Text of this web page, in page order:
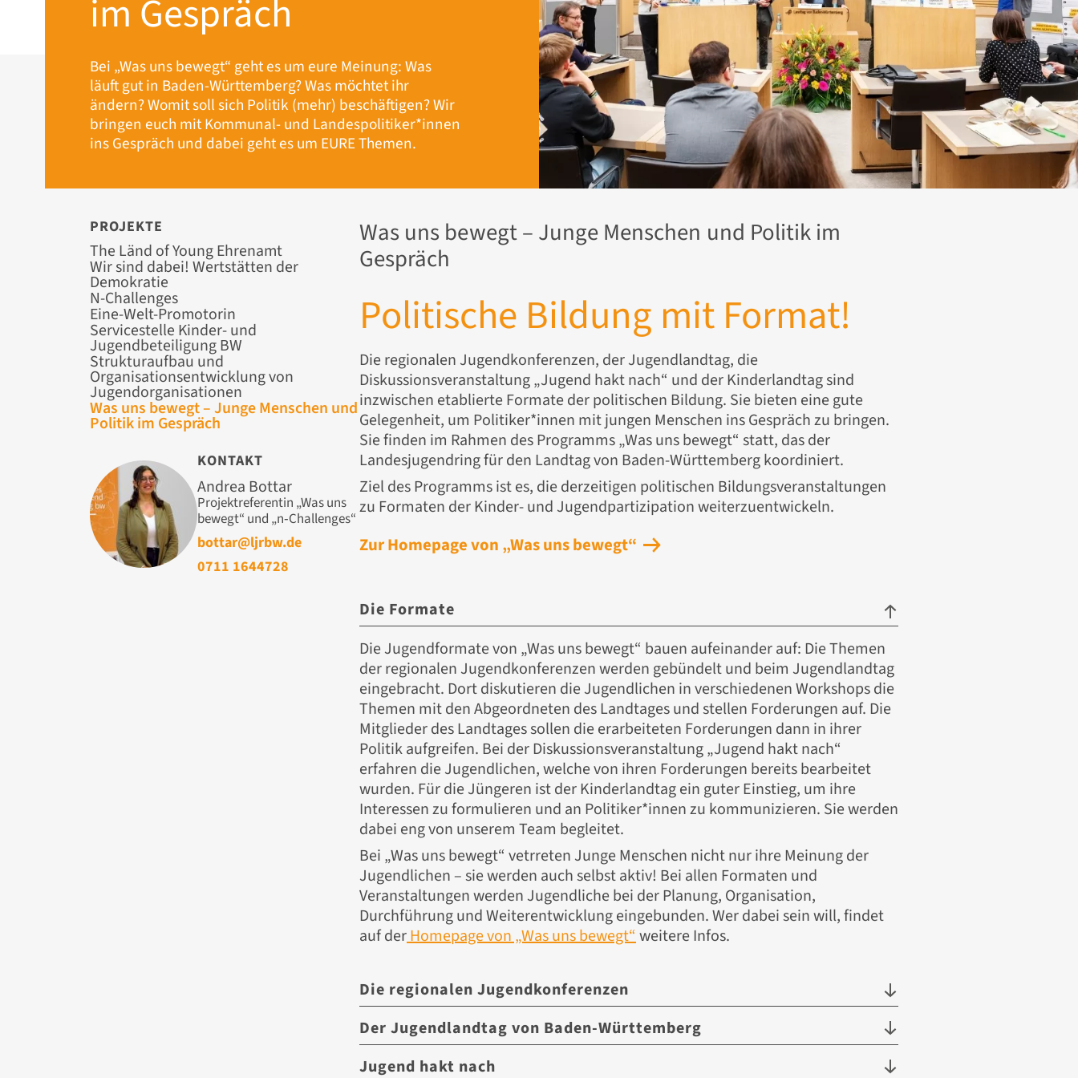
im Gespräch
Bei „Was uns bewegt“ geht es um eure Meinung: Was
läuft gut in Baden-Württemberg? Was möchtet ihr
ändern? Womit soll sich Politik (mehr) beschäftigen? Wir
bringen euch mit Kommunal- und Landespolitiker*innen
ins Gespräch und dabei geht es um EURE Themen.
PROJEKTE
Navigation
überspringen
The Länd of Young Ehrenamt
Wir sind dabei! Wertstätten der
Demokratie
N-Challenges
Eine-Welt-Promotorin
Servicestelle Kinder- und
Jugendbeteiligung BW
Strukturaufbau und
Organisationsentwicklung von
Jugendorganisationen
Was uns bewegt – Junge Menschen und
Politik im Gespräch
KONTAKT
Andrea Bottar
Projektreferentin „Was uns
bewegt“ und „n‑Challenges“
bottar@ljrbw.de
0711 1644728
Was uns bewegt – Junge Menschen und Politik im
Gespräch
Politische Bildung­ mit Format!
Die regionalen Jugendkonferenzen, der Jugendlandtag, die
Diskussionsveranstaltung „Jugend hakt nach“ und der Kinderlandtag sind
inzwischen etablierte Formate der politischen Bildung. Sie bieten eine gute
Gelegenheit, um Politiker*innen mit jungen Menschen ins Gespräch zu bringen.
Sie finden im Rahmen des Programms „Was uns bewegt“ statt, das der
Landesjugendring für den Landtag von Baden-Württemberg koordiniert.
Ziel des Programms ist es, die derzeitigen politischen Bildungs­veranstaltungen
zu Formaten der Kinder- und Jugendpartizipation weiterzuentwickeln.
Zur Homepage von „Was uns bewegt“
Die Formate
Die Jugendformate von „Was uns bewegt“ bauen aufeinander auf: Die Themen
der regionalen Jugendkonferenzen werden gebündelt und beim Jugendlandtag
eingebracht. Dort diskutieren die Jugendlichen in verschiedenen Workshops die
Themen mit den Abgeordneten des Landtages und stellen Forderungen auf. Die
Mitglieder des Landtages sollen die erarbeiteten Forderungen dann in ihrer
Politik aufgreifen. Bei der Diskussionsveranstaltung „Jugend hakt nach“
erfahren die Jugendlichen, welche von ihren Forderungen bereits bearbeitet
wurden. Für die Jüngeren ist der Kinderlandtag ein guter Einstieg, um ihre
Interessen zu formulieren und an Politiker*innen zu kommunizieren. Sie werden
dabei eng von unserem Team begleitet.
Bei „Was uns bewegt“ vetrreten Junge Menschen nicht nur ihre Meinung der
Jugendlichen – sie werden auch selbst aktiv! Bei allen Formaten und
Veranstaltungen werden Jugendliche bei der Planung, Organisation,
Durchführung und Weiterentwicklung eingebunden. Wer dabei sein will, findet
auf derHomepage von „Was uns bewegt“weitere Infos.
Die regionalen Jugendkonferenzen
Die Regionalen Jugendkonferenzen finden alle zwei Jahre jeweils im Vorfeld des
Jugendlandtags statt. Sie werden in den Stadt- und Landkreisen von
verschiedenen Trägern oder Akteuren veranstaltet, z.B. kommunalen
Der Jugendlandtag von Baden-Württemberg
Beim Jugendlandtag kommen Jugendliche zwischen 14 bis 21 Jahren zwei Tage
Jugend hakt nach